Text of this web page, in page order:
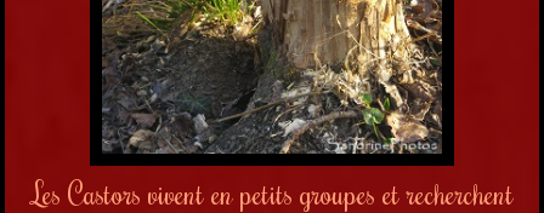
Les Castors vivent en petits groupes et recherchent